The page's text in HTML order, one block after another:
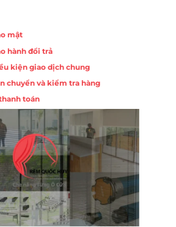
mật
hành đổi trả
kiện giao dịch chung
chuyển và kiểm tra hàng
toán